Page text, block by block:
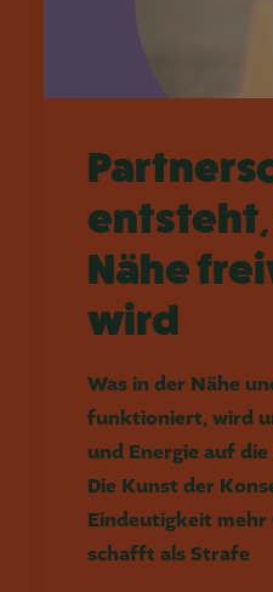
Nähe
wird
Was in der Nähe
funktioniert, wird
und Energie auf
Die Kunst der
Eindeutigkeit
schafft als Strafe